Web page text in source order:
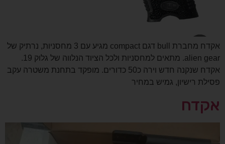
אקדח מחברת bull דגם compact מגיע עם 3 מחסניות, נרתיק של
alien gear. מתאים למחסניות ולכל הציוד הנלווה של גלוק 19.
אקדח שנקנה חדש וירה כ50 כדורים. מופקד בתחנת משטרה עקב
פסילת רישיון, גמיש במחיר
אקדח